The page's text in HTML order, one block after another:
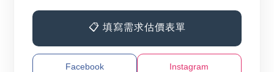
📋 填寫需求估價表單
Facebook Instagram